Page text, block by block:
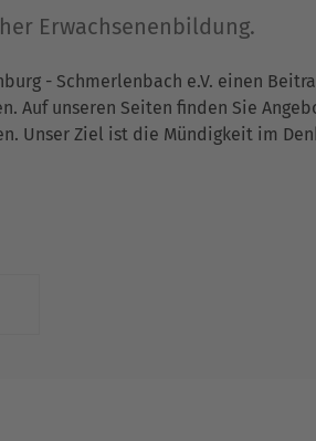
Erwachsenenbildung.
- Schmerlenbach e.V. einen
Auf unseren Seiten finden Sie
Unser Ziel ist die Mündigkeit im